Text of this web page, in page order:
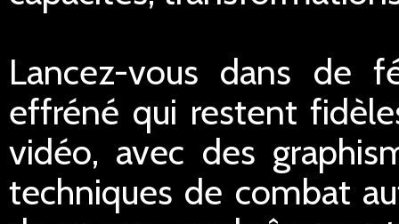
Lancez-vous dans de
effréné qui restent
vidéo, avec des
techniques de combat